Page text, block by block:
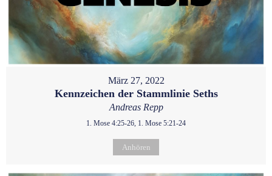
März 27, 2022
Kennzeichen der Stammlinie Seths
Andreas Repp
1. Mose 4:25-26, 1. Mose 5:21-24
Anhören